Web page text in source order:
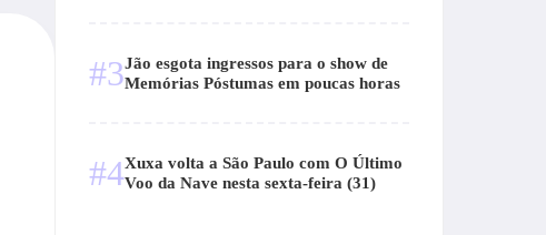
#3Jão esgota ingressos para o show de
Memórias Póstumas em poucas horas
#4Xuxa volta a São Paulo com O Último
Voo da Nave nesta sexta-feira (31)